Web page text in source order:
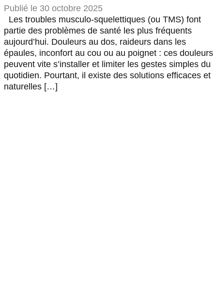
Publié le 30 octobre 2025
Les troubles musculo-squelettiques (ou TMS) font
partie des problèmes de santé les plus fréquents
aujourd’hui. Douleurs au dos, raideurs dans les
épaules, inconfort au cou ou au poignet : ces douleurs
peuvent vite s’installer et limiter les gestes simples du
quotidien. Pourtant, il existe des solutions efficaces et
naturelles […]